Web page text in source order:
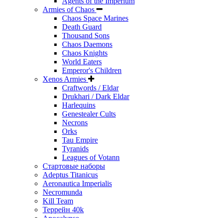
Armies of Chaos
Chaos Space Marines
Death Guard
Thousand Sons
Chaos Daemons
Chaos Knights
World Eaters
Emperor's Children
Xenos Armies
Craftwords / Eldar
Drukhari / Dark Eldar
Harlequins
Genestealer Cults
Necrons
Orks
Tau Empire
Tyranids
Leagues of Votann
Стартовые наборы
Adeptus Titanicus
Aeronautica Imperialis
Necromunda
Kill Team
Террейн 40k